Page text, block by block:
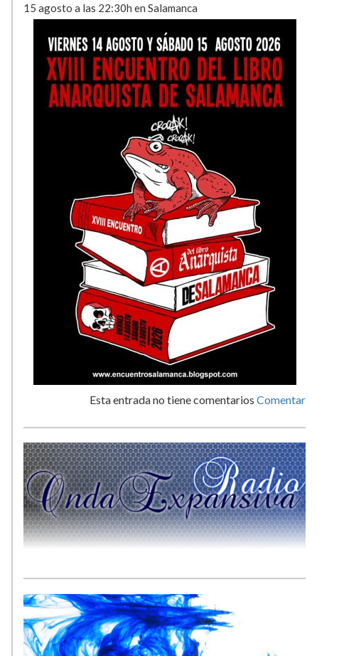
15 agosto a las 22:30h en Salamanca
Esta entrada no tiene comentarios Comentar